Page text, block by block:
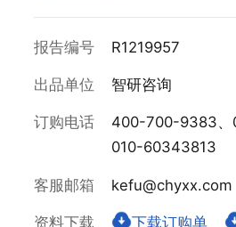
报告编号 R1219957
出品单位 智研咨询
订购电话
400-700-9383、
010-60343813
客服邮箱 kefu@chyxx.com
资料下载 下载订购单